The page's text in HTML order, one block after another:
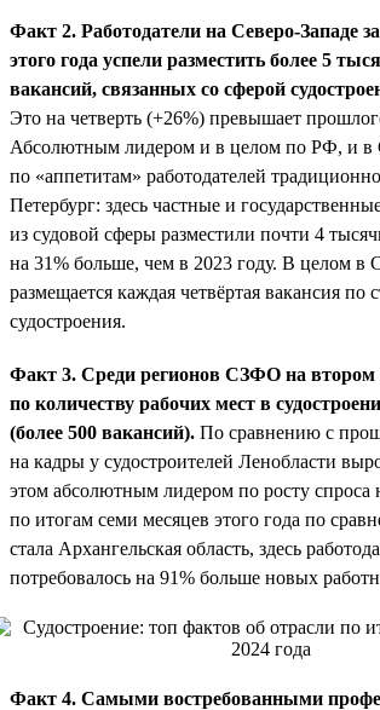
Факт 2. Работодатели на Северо-Западе
этого года успели разместить более 5
вакансий, связанных со сферой
Это на четверть (+26%) превышает
Абсолютным лидером и в целом по РФ, и
по «аппетитам» работодателей
Петербург: здесь частные и
из судовой сферы разместили почти 4
на 31% больше, чем в 2023 году. В целом в
размещается каждая четвёртая вакансия по
судостроения.
Факт 3. Среди регионов СЗФО на втором
по количеству рабочих мест в
(более 500 вакансий). По сравнению с
на кадры у судостроителей Ленобласти
этом абсолютным лидером по росту спроса
по итогам семи месяцев этого года по
стала Архангельская область, здесь
потребовалось на 91% больше новых
Факт 4. Самыми востребованными